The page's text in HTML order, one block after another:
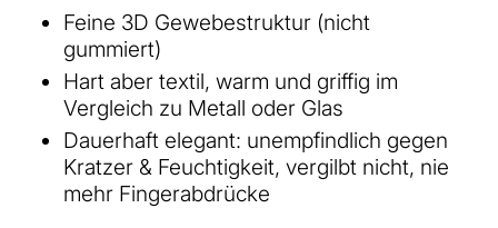
Feine 3D Gewebestruktur (nicht
gummiert)
Hart aber textil, warm und griffig im
Vergleich zu Metall oder Glas
Dauerhaft elegant: unempfindlich gegen
Kratzer & Feuchtigkeit, vergilbt nicht, nie
mehr Fingerabdrücke